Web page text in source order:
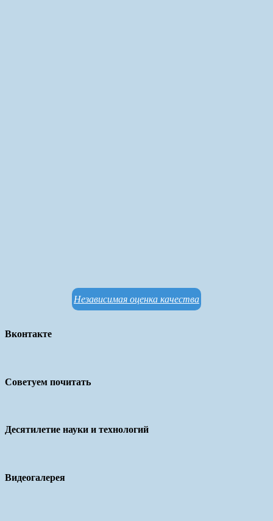
Независимая оценка качества
Вконтакте
Советуем почитать
Десятилетие науки и технологий
Видеогалерея